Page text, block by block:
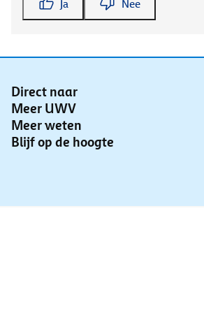
Ja Nee
Direct naar
Meer UWV
Meer weten
Blijf op de hoogte